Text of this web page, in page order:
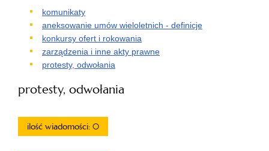
komunikaty
aneksowanie umów wieloletnich - definicje
konkursy ofert i rokowania
zarządzenia i inne akty prawne
protesty, odwołania
protesty, odwołania
ilość wiadomości: 0